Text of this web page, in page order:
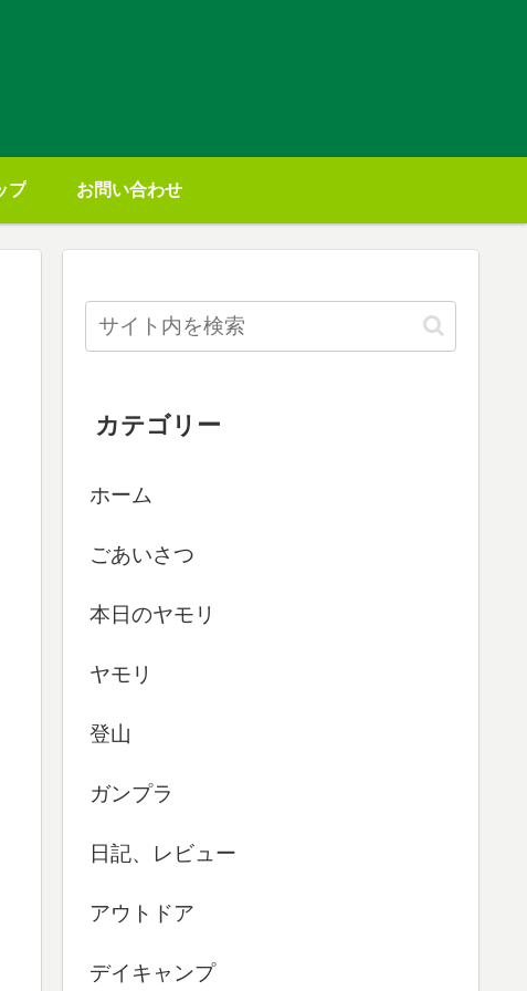
プ お問い合わせ
カテゴリー
ホーム
ごあいさつ
本日のヤモリ
ヤモリ
登山
ガンプラ
日記、レビュー
アウトドア
デイキャンプ